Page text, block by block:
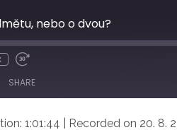
nebo o dvou?
SHARE
1:01:44 Recorded on 20. 8.